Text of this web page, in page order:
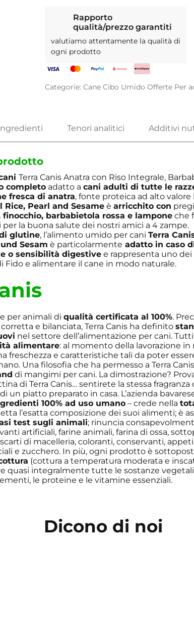
Rapporto
qualità/prezzo garantiti
valutiamo attentamente la qualità di
ogni prodotto
Categorie:Cane Cibo Umido Offerte Per
Terra Canis Anatra con Riso Integrale,
completo adatto acani adulti di tutte le
fresca di anatra, fonte proteica ad alto
Pearl and Sesame èarricchito con
finocchio, barbabietola rossa e lampone che
la buona salute dei nostri amici a 4 zampe.
glutine, l’alimento umido per caniTerra
Sesam è particolarmente adatto in caso
o sensibilità digestive e rappresenta uno
Fido e alimentare il cane in modo naturale.
per animali diqualità certificata al 100%.
e bilanciata, Terra Canis ha definito
nel settore dell’alimentazione per cani.
alimentare: al momento della lavorazione in
freschezza e caratteristiche tali da poter
Una filosofia che ha permesso a Terra
di mangimi per cani. La dimostrazione?
di Terra Canis… sentirete la stessa fragranza
un piatto preparato in casa. L’azienda
100% ad uso umano – crede nella
l’esatta composizione dei suoi alimenti; è
test sugli animali; rinuncia
artificiali, farine animali, farina di ossa,
di macelleria, coloranti, conservanti,
e zucchero. In più, ogni prodotto è
(cottura a temperatura moderata e
quasi integralmente tutte le sostanze vegetali
le proteine e le vitamine essenziali.
Dicono di noi